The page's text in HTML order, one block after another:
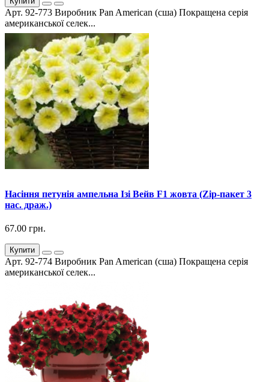
Арт. 92-773 Виробник Pan American (сша) Покращена серія
американської селек...
Насіння петунія ампельна Ізі Вейв F1 жовта (Zip-пакет 3
нас. драж.)
67.00 грн.
Купити
Арт. 92-774 Виробник Pan American (сша) Покращена серія
американської селек...